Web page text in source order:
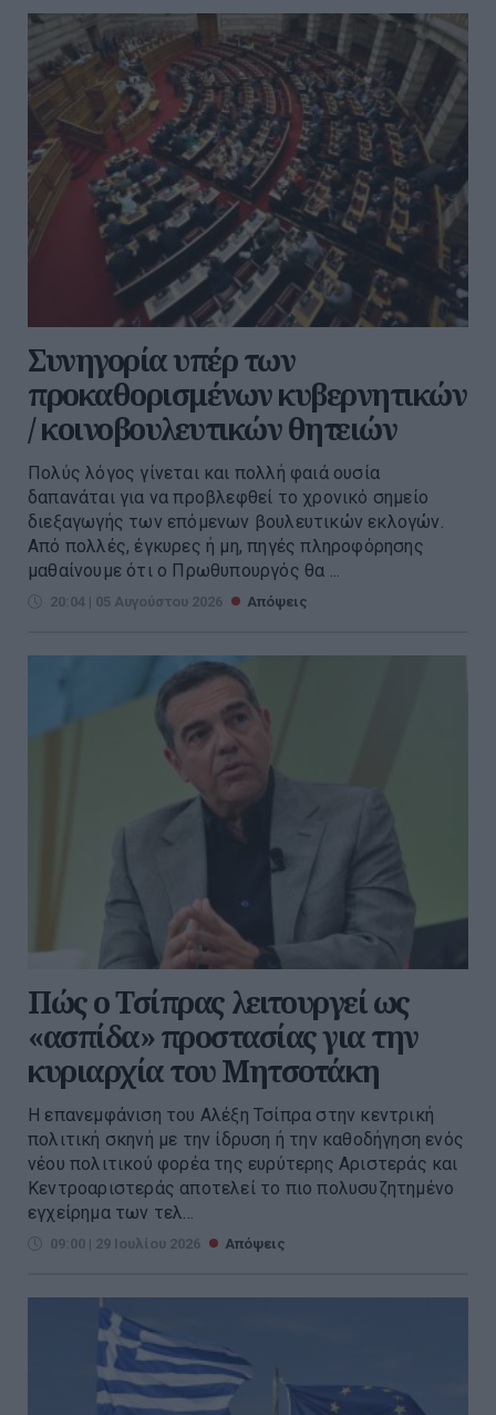
Συνηγορία υπέρ των
προκαθορισμένων κυβερνητικών
/ κοινοβουλευτικών θητειών
Πολύς λόγος γίνεται και πολλή φαιά ουσία
δαπανάται για να προβλεφθεί το χρονικό σημείο
διεξαγωγής των επόμενων βουλευτικών εκλογών.
Από πολλές, έγκυρες ή μη, πηγές πληροφόρησης
μαθαίνουμε ότι ο Πρωθυπουργός θα ...
20:04 | 05 Αυγούστου 2026 Απόψεις
Πώς ο Τσίπρας λειτουργεί ως
«ασπίδα» προστασίας για την
κυριαρχία του Μητσοτάκη
Η επανεμφάνιση του Αλέξη Τσίπρα στην κεντρική
πολιτική σκηνή με την ίδρυση ή την καθοδήγηση ενός
νέου πολιτικού φορέα της ευρύτερης Αριστεράς και
Κεντροαριστεράς αποτελεί το πιο πολυσυζητημένο
εγχείρημα των τελ...
09:00 | 29 Ιουλίου 2026 Απόψεις